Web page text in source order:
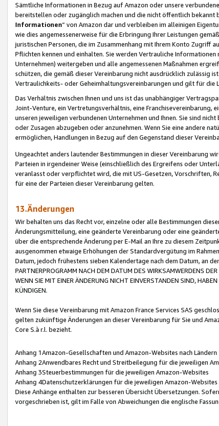
Sämtliche Informationen in Bezug auf Amazon oder unsere
bereitstellen oder zugänglich machen und die nicht öffentlich
Informationen“ von Amazon dar und verbleiben im alleinigen
wie dies angemessenerweise für die Erbringung Ihrer Leistungen
juristischen Personen, die im Zusammenhang mit Ihrem Konto
Pflichten kennen und einhalten. Sie werden Vertrauliche
Unternehmen) weitergeben und alle angemessenen Maßnahmen
schützen, die gemäß dieser Vereinbarung nicht ausdrücklich zulässig
Vertraulichkeits- oder Geheimhaltungsvereinbarungen und gilt für die
Das Verhältnis zwischen Ihnen und uns ist das unabhängiger
Joint-Venture, ein Vertretungsverhältnis, eine Franchisevereinbarung,
unseren jeweiligen verbundenen Unternehmen und Ihnen. Sie sind
oder Zusagen abzugeben oder anzunehmen. Wenn Sie eine andere
ermöglichen, Handlungen in Bezug auf den Gegenstand dieser
Ungeachtet anders lautender Bestimmungen in dieser Vereinbarung
Parteien in irgendeiner Weise (einschließlich des Ergreifens oder
veranlasst oder verpflichtet wird, die mit US-Gesetzen, Vorschriften,
für eine der Parteien dieser Vereinbarung gelten.
13.Änderungen
Wir behalten uns das Recht vor, einzelne oder alle Bestimmungen
Änderungsmitteilung, eine geänderte Vereinbarung oder eine
über die entsprechende Änderung per E-Mail an Ihre zu diesem
ausgenommen etwaige Erhöhungen der Standardvergütung im
Datum, jedoch frühestens sieben Kalendertage nach dem Datum, an
PARTNERPROGRAMM NACH DEM DATUM DES WIRKSAMWERDENS
WENN SIE MIT EINER ÄNDERUNG NICHT EINVERSTANDEN SIND,
KÜNDIGEN.
Wenn Sie diese Vereinbarung mit Amazon France Services SAS
gelten zukünftige Änderungen an dieser Vereinbarung für Sie und
Core S.à r.l. bezieht.
Anhang 1Amazon-Gesellschaften und Amazon-Websites nach Ländern
Anhang 2Anwendbares Recht und Streitbeilegung für die jeweiligen
Anhang 3Steuerbestimmungen für die jeweiligen Amazon-Websites
Anhang 4Datenschutzerklärungen für die jeweiligen Amazon-Websites
Diese Anhänge enthalten zur besseren Übersicht Übersetzungen.
vorgeschrieben ist, gilt im Falle von Abweichungen die englische